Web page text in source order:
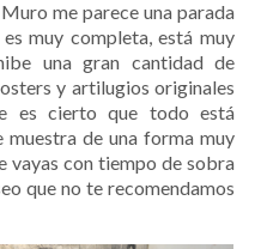
me parece una parada
muy completa, está muy
una gran cantidad de
y artilugios originales
es cierto que todo está
muestra de una forma muy
vayas con tiempo de sobra
que no te recomendamos